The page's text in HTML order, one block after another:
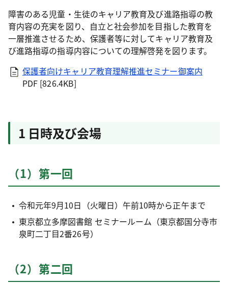
障害のある児童・生徒のキャリア教育及び進路指導の教
育内容の充実を図り、自立と社会参加を目指した教育を
一層推進させるため、保護者等に対してキャリア教育及
び進路指導の指導内容についての理解啓発を図ります。
保護者向けキャリア教育理解推進セミナー御案内
PDF [826.4KB]
1 日時及び会場
（1）第一回
令和元年9月10日（火曜日）午前10時から正午まで
東京都立多摩図書館 セミナールーム（東京都国分寺市
泉町二丁目2番26号）
（2）第二回